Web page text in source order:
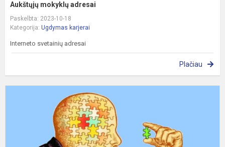
Aukštųjų mokyklų adresai
Paskelbta: 2023-10-18
Kategorija: Ugdymas karjerai
Interneto svetainių adresai
Plačiau